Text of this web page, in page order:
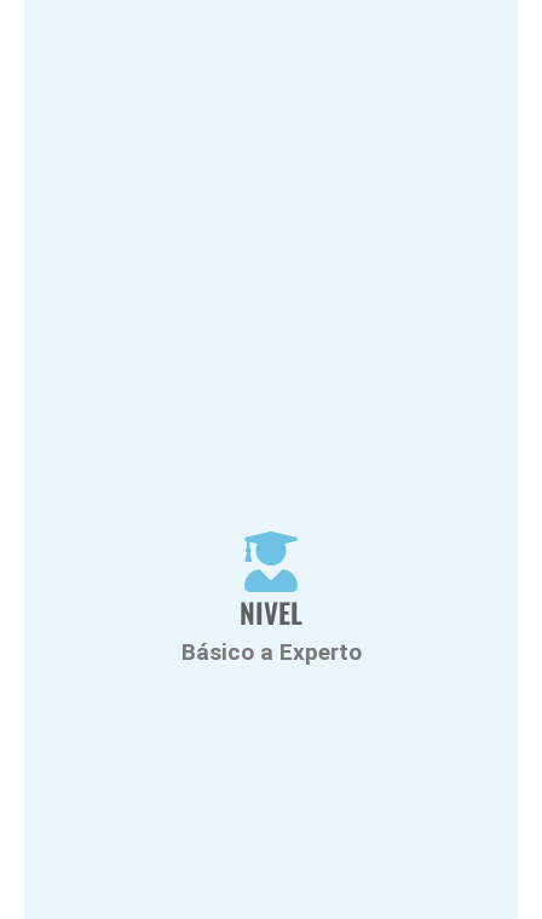
NIVEL
Básico a Experto